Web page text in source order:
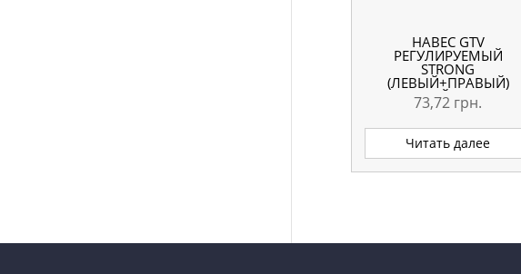
НАВЕС GTV
РЕГУЛИРУЕМЫЙ
STRONG
(ЛЕВЫЙ+ПРАВЫЙ)
БЕЛЫЙ, 90 КГ
73,72 грн.
Читать далее